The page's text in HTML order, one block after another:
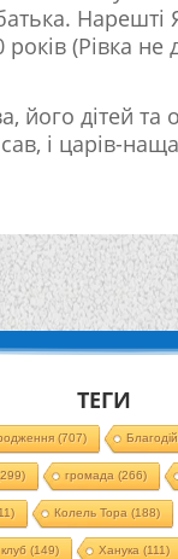
років (Рівка
його дітей та
і царів-
ТЕГИ
(707)
громада (266)
Колель Тора (188)
(149) Ханука (111)